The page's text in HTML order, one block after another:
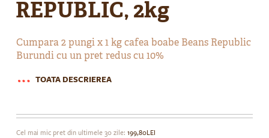
REPUBLIC, 2kg
Cumpara 2 pungi x 1 kg cafea boabe Beans Republic
Burundi cu un pret redus cu 10%
TOATA DESCRIEREA
Cel mai mic pret din ultimele 30 zile: 199,80LEI